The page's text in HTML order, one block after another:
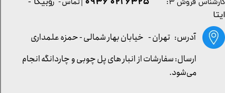
کارشناس فروش ۳:
ایتا
آدرس: تهران - خیابان بهار شمالی - حمزه علمداری
ارسال: سفارشات از انبار های پل چوبی و چاردانگه انجام
می‌شود.